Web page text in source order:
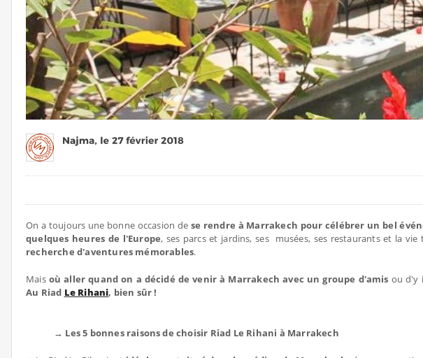
On a toujours une bonne occasion de se rendre à Marrakech pour célébrer un bel
quelques heures de l'Europe, ses parcs et jardins, ses musées, ses restaurants et la
recherche d'aventures mémorables.
Mais où aller quand on a décidé de venir à Marrakech avec un groupe d'amis ou d'y
Au Riad Le Rihani, bien sûr !
→ Les 5 bonnes raisons de choisir Riad Le Rihani à Marrakech